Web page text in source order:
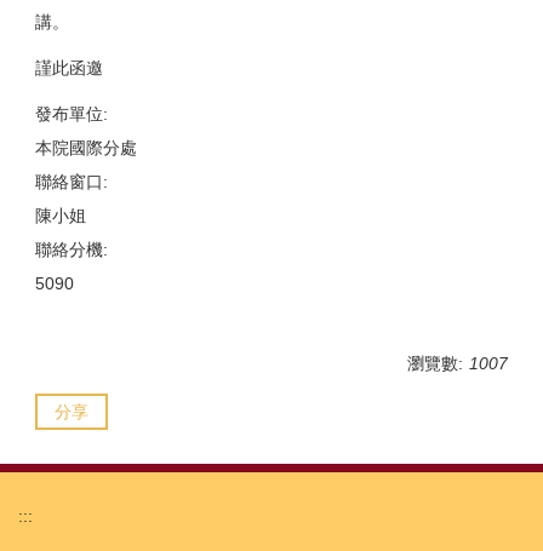
講。
謹此函邀
發布單位:
本院國際分處
聯絡窗口:
陳小姐
聯絡分機:
5090
瀏覽數: 1007
分享
:::